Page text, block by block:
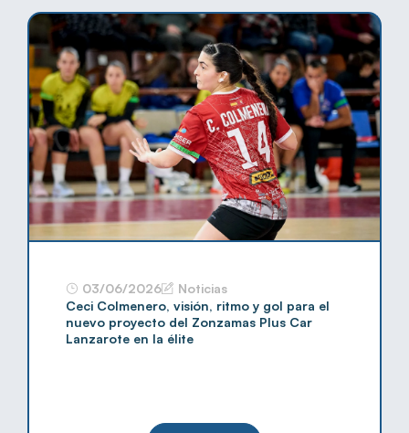
03/06/2026
Noticias
Ceci Colmenero, visión, ritmo y gol para el
nuevo proyecto del Zonzamas Plus Car
Lanzarote en la élite